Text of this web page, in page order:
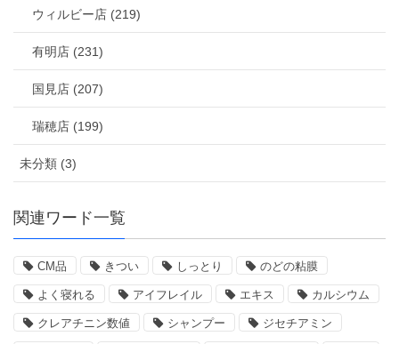
ウィルビー店 (219)
有明店 (231)
国見店 (207)
瑞穂店 (199)
未分類 (3)
関連ワード一覧
CM品 きつい しっとり のどの粘膜
よく寝れる アイフレイル エキス カルシウム
クレアチニン数値 シャンプー ジセチアミン